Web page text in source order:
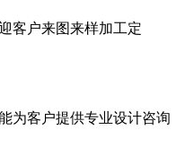
客户来图来样加工定
为客户提供专业设计咨询